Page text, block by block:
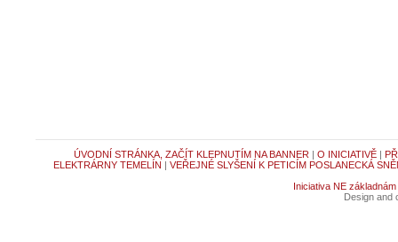
ÚVODNÍ STRÁNKA, ZAČÍT KLEPNUTÍM NA BANNER | O INICIATIVĚ|
ELEKTRÁRNY TEMELÍN | VEŘEJNÉ SLYŠENÍ K PETICÍM POSLANECKÁ
Iniciativa NE základnám
Design and